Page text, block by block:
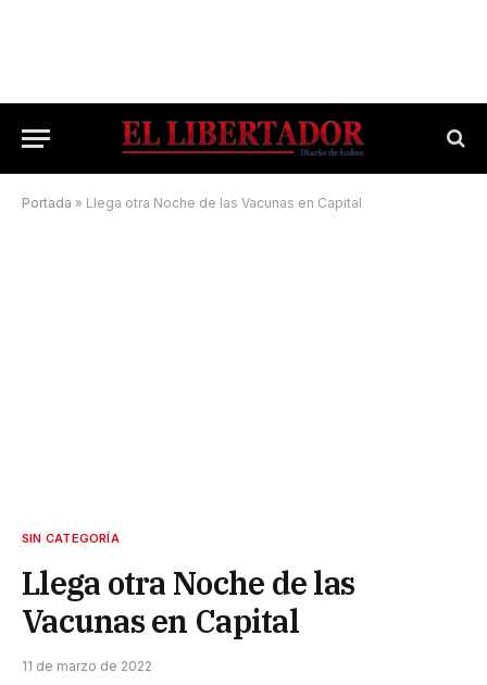
Portada » Llega otra Noche de las Vacunas en Capital
SIN CATEGORÍA
Llega otra Noche de las
Vacunas en Capital
11 de marzo de 2022